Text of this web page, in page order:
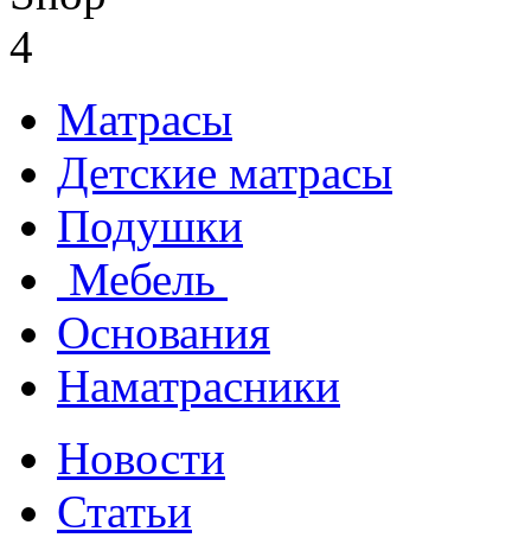
Матрасы
Детские матрасы
Подушки
Мебель
Основания
Наматрасники
Новости
Статьи